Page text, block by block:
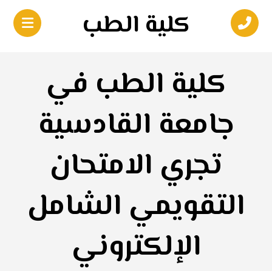
كلية الطب
كلية الطب في
جامعة القادسية
تجري الامتحان
التقويمي الشامل
الإلكتروني